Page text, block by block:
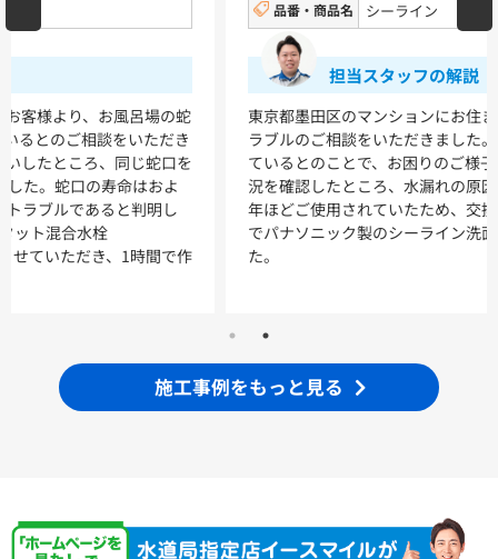
浴室
シンラ サザナ
キッチン
ミッテ
担当スタッフの解説
東京都墨田区のマンションにお住まいのお客様より、水栓ト
ラブルのご相談をいただきました。洗面台の下から水漏れし
ているとのことで、お困りのご様子でした。ご自宅へ伺い状
況を確認したところ、水漏れの原因は経年劣化でした。12
年ほどご使用されていたため、交換をご提案し、2時間ほど
でパナソニック製のシーライン洗面台に交換取付いたしまし
た。
施工事例をもっと見る